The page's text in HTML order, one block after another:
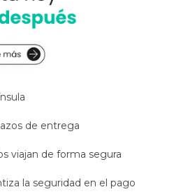
de entrega
viajan de forma segura
la seguridad en el pago